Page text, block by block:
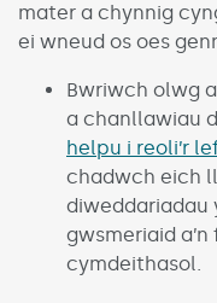
mater a chynnig
ei wneud os oes
Bwriwch olwg
a chanllawiau
helpu i reoli’r
chadwch eich
diweddariadau
gwsmeriaid
cymdeithasol.